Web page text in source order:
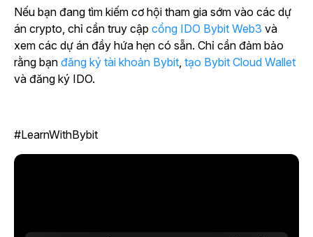
Nếu bạn đang tìm kiếm cơ hội tham gia sớm vào các dự
án crypto, chỉ cần truy cập cổng IDO Bybit Web3 và
xem các dự án đầy hứa hẹn có sẵn. Chỉ cần đảm bảo
rằng bạn đăng ký tài khoản Bybit, tạo Bybit Cloud Wallet
và đăng ký IDO.
#LearnWithBybit